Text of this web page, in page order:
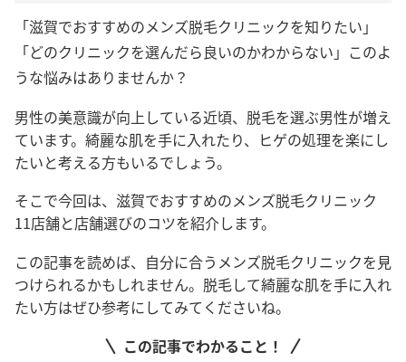
「滋賀でおすすめのメンズ脱毛クリニックを知りたい」
「どのクリニックを選んだら良いのかわからない」このよ
うな悩みはありませんか？
男性の美意識が向上している近頃、脱毛を選ぶ男性が増え
ています。綺麗な肌を手に入れたり、ヒゲの処理を楽にし
たいと考える方もいるでしょう。
そこで今回は、滋賀でおすすめのメンズ脱毛クリニック
11店舗と店舗選びのコツを紹介します。
この記事を読めば、自分に合うメンズ脱毛クリニックを見
つけられるかもしれません。脱毛して綺麗な肌を手に入れ
たい方はぜひ参考にしてみてくださいね。
この記事でわかること！